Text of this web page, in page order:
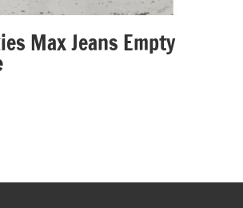
Max Jeans Empty